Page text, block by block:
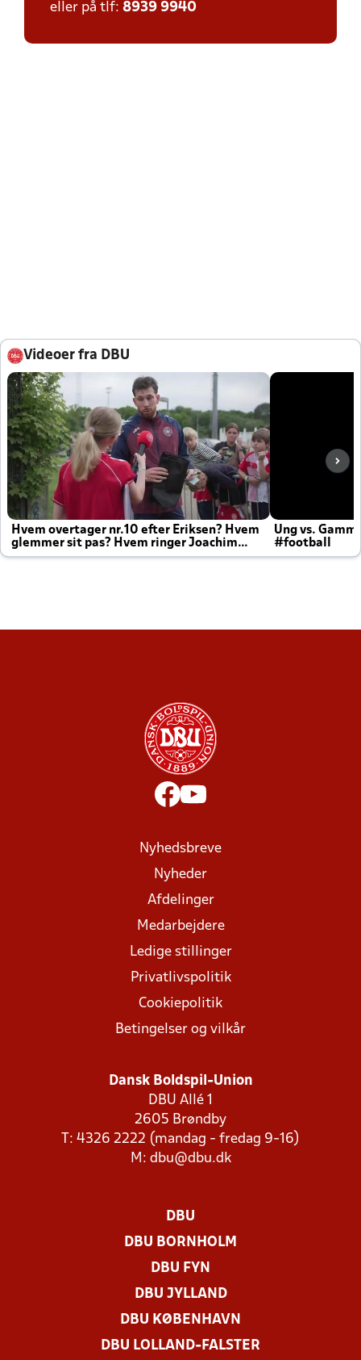
eller på tlf: 8939 9940
Videoer fra DBU
Hvem overtager nr.10 efter Eriksen? Hvem
glemmer sit pas? Hvem ringer Joachim
altid til efter kampe?
Ung vs.
#football
Nyhedsbreve
Nyheder
Afdelinger
Medarbejdere
Ledige stillinger
Privatlivspolitik
Cookiepolitik
Betingelser og vilkår
Dansk Boldspil-Union
DBU Allé 1
2605 Brøndby
T: 4326 2222 (mandag - fredag 9-16)
M: dbu@dbu.dk
DBU
DBU BORNHOLM
DBU FYN
DBU JYLLAND
DBU KØBENHAVN
DBU LOLLAND-FALSTER